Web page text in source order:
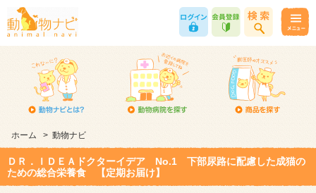
ホーム > 動物ナビ
ＤＲ．ＩＤＥＡドクターイデア No.1 下部尿路に配慮した成猫の
ための総合栄養食 【定期お届け】